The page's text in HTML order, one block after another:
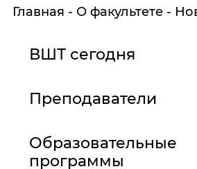
Главная О факультете
ВШТ сегодня
Преподаватели
Образовательные
программы